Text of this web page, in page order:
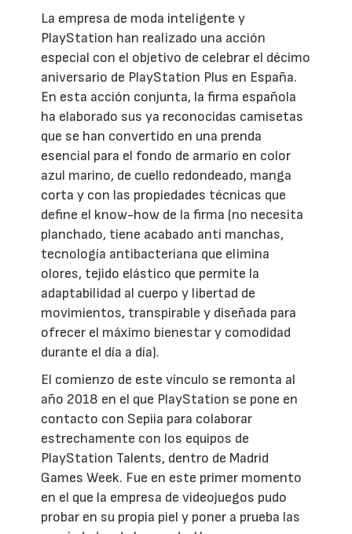
La empresa de moda inteligente y
PlayStation han realizado una acción
especial con el objetivo de celebrar el décimo
aniversario de PlayStation Plus en España.
En esta acción conjunta, la firma española
ha elaborado sus ya reconocidas camisetas
que se han convertido en una prenda
esencial para el fondo de armario en color
azul marino, de cuello redondeado, manga
corta y con las propiedades técnicas que
define el know-how de la firma (no necesita
planchado, tiene acabado anti manchas,
tecnología antibacteriana que elimina
olores, tejido elástico que permite la
adaptabilidad al cuerpo y libertad de
movimientos, transpirable y diseñada para
ofrecer el máximo bienestar y comodidad
durante el día a día).
El comienzo de este vínculo se remonta al
año 2018 en el que PlayStation se pone en
contacto con Sepiia para colaborar
estrechamente con los equipos de
PlayStation Talents, dentro de Madrid
Games Week. Fue en este primer momento
en el que la empresa de videojuegos pudo
probar en su propia piel y poner a prueba las